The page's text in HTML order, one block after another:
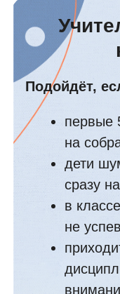
базовые
Подойдёт, если у
ребёнок долго
начале занятия
внимание
приходится
часть урока
вместо работы